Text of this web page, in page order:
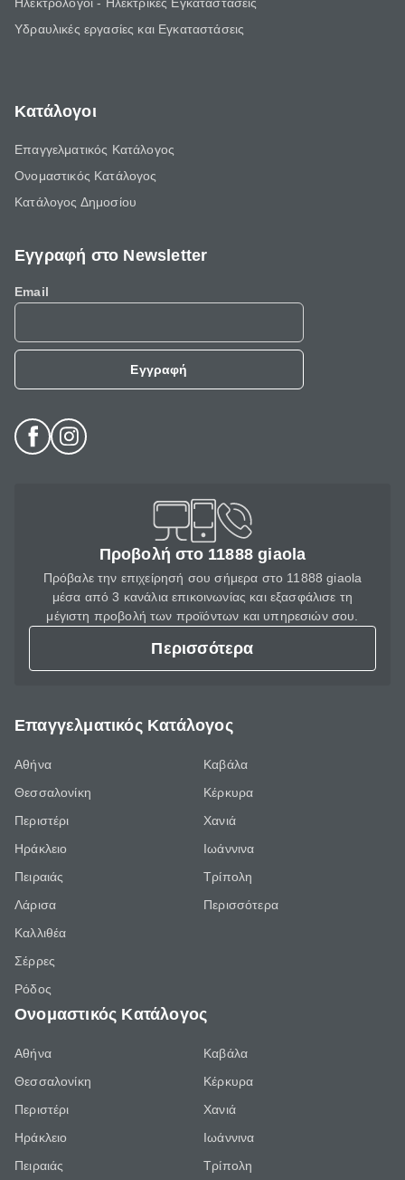
Υδραυλικές εργασίες και Εγκαταστάσεις
Κατάλογοι
Επαγγελματικός Κατάλογος
Ονομαστικός Κατάλογος
Κατάλογος Δημοσίου
Εγγραφή στο Newsletter
Email
Εγγραφή
Προβολή στο 11888 giaola
Πρόβαλε την επιχείρησή σου σήμερα στο 11888 giaola
μέσα από 3 κανάλια επικοινωνίας και εξασφάλισε τη
μέγιστη προβολή των προϊόντων και υπηρεσιών σου.
Περισσότερα
Επαγγελματικός Κατάλογος
Αθήνα
Θεσσαλονίκη
Περιστέρι
Ηράκλειο
Πειραιάς
Λάρισα
Καλλιθέα
Σέρρες
Ρόδος
Καβάλα
Κέρκυρα
Χανιά
Ιωάννινα
Τρίπολη
Περισσότερα
Ονομαστικός Κατάλογος
Αθήνα
Θεσσαλονίκη
Περιστέρι
Ηράκλειο
Πειραιάς
Καβάλα
Κέρκυρα
Χανιά
Ιωάννινα
Τρίπολη